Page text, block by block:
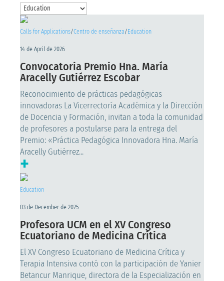
Calls for Applications/Centro de enseñanza/ Education
14 de April de 2026
Convocatoria Premio Hna. María
Aracelly Gutiérrez Escobar
Reconocimiento de prácticas pedagógicas
innovadoras La Vicerrectoría Académica y la Dirección
de Docencia y Formación, invitan a toda la comunidad
de profesores a postularse para la entrega del
Premio: «Práctica Pedagógica Innovadora Hna. María
Aracelly Gutiérrez...
+
Education
03 de December de 2025
Profesora UCM en el XV Congreso
Ecuatoriano de Medicina Crítica
El XV Congreso Ecuatoriano de Medicina Crítica y
Terapia Intensiva contó con la participación de Yanier
Betancur Manrique, directora de la Especialización en